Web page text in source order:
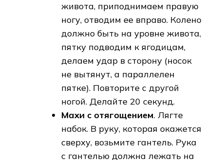
живота, приподнимаем правую
ногу, отводим ее вправо. Колено
должно быть на уровне живота,
пятку подводим к ягодицам,
делаем удар в сторону (носок
не вытянут, а параллелен
пятке). Повторите с другой
ногой. Делайте 20 секунд.
Махи с отягощением. Лягте
набок. В руку, которая окажется
сверху, возьмите гантель. Рука
с гантелью должна лежать на